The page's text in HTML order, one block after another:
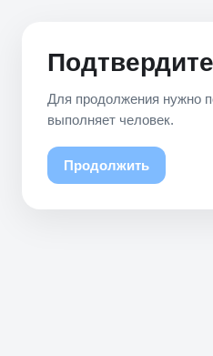
Для продолжения нужно
выполняет человек.
Продолжить